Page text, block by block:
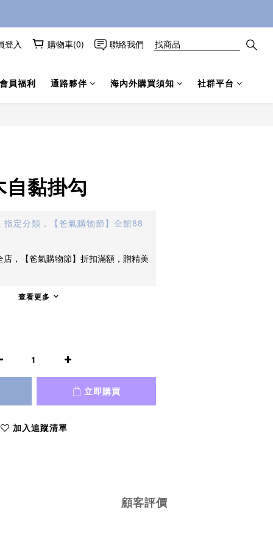
登入 購物車(0) 聯絡我們
員福利 通路夥伴 海內外購買須知 社群平台
黏掛勾
指定分類，【爸氣購物節】全館88
，【爸氣購物節】折扣滿額，贈精美
查看更多
立即購買
加入追蹤清單
顧客評價